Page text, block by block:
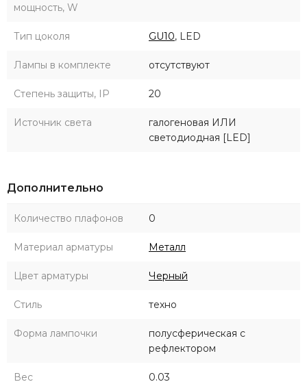
мощность, W
Тип цоколя GU10, LED
Лампы в комплекте отсутствуют
Степень защиты, IP 20
Источник света
галогеновая ИЛИ
светодиодная [LED]
Дополнительно
Количество плафонов 0
Материал арматуры Металл
Цвет арматуры Черный
Стиль техно
Форма лампочки
полусферическая с
рефлектором
Вес 0.03